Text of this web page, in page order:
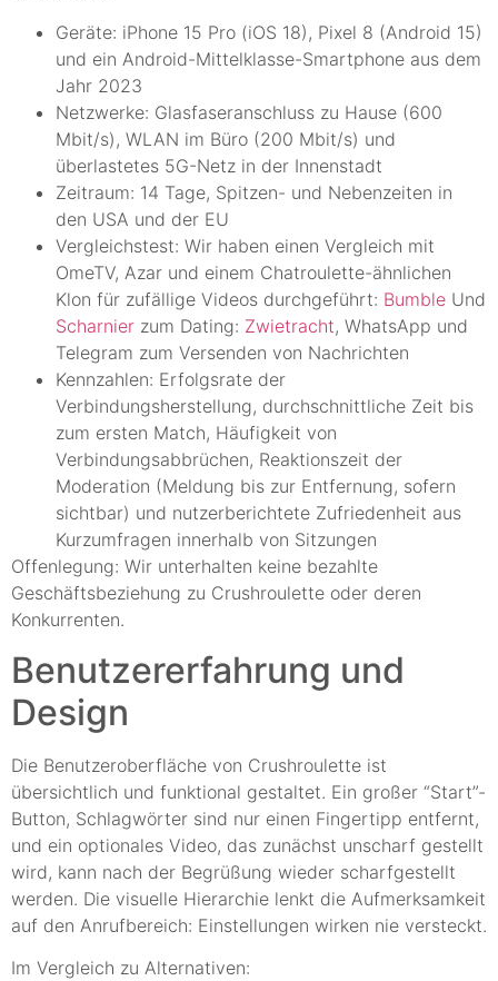
Geräte: iPhone 15 Pro (iOS 18), Pixel 8 (Android 15)
und ein Android-Mittelklasse-Smartphone aus dem
Jahr 2023
Netzwerke: Glasfaseranschluss zu Hause (600
Mbit/s), WLAN im Büro (200 Mbit/s) und
überlastetes 5G-Netz in der Innenstadt
Zeitraum: 14 Tage, Spitzen- und Nebenzeiten in
den USA und der EU
Vergleichstest: Wir haben einen Vergleich mit
OmeTV, Azar und einem Chatroulette-ähnlichen
Klon für zufällige Videos durchgeführt: Bumble Und
Scharnier zum Dating: Zwietracht, WhatsApp und
Telegram zum Versenden von Nachrichten
Kennzahlen: Erfolgsrate der
Verbindungsherstellung, durchschnittliche Zeit bis
zum ersten Match, Häufigkeit von
Verbindungsabbrüchen, Reaktionszeit der
Moderation (Meldung bis zur Entfernung, sofern
sichtbar) und nutzerberichtete Zufriedenheit aus
Kurzumfragen innerhalb von Sitzungen
Offenlegung: Wir unterhalten keine bezahlte
Geschäftsbeziehung zu Crushroulette oder deren
Konkurrenten.
Benutzererfahrung und
Design
Die Benutzeroberfläche von Crushroulette ist
übersichtlich und funktional gestaltet. Ein großer “Start”-
Button, Schlagwörter sind nur einen Fingertipp entfernt,
und ein optionales Video, das zunächst unscharf gestellt
wird, kann nach der Begrüßung wieder scharfgestellt
werden. Die visuelle Hierarchie lenkt die Aufmerksamkeit
auf den Anrufbereich: Einstellungen wirken nie versteckt.
Im Vergleich zu Alternativen: